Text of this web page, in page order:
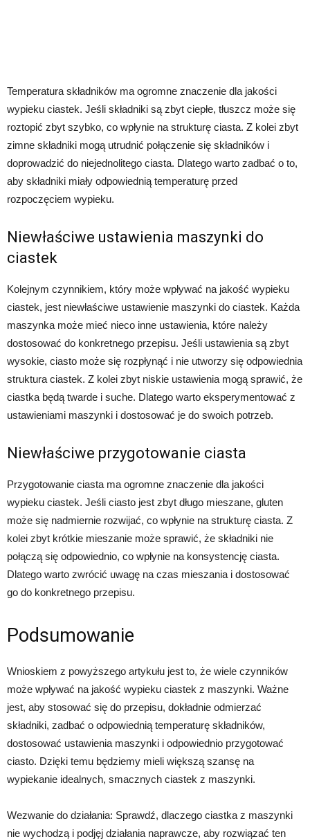
Temperatura składników ma ogromne znaczenie dla jakości
wypieku ciastek. Jeśli składniki są zbyt ciepłe, tłuszcz może się
roztopić zbyt szybko, co wpłynie na strukturę ciasta. Z kolei zbyt
zimne składniki mogą utrudnić połączenie się składników i
doprowadzić do niejednolitego ciasta. Dlatego warto zadbać o to,
aby składniki miały odpowiednią temperaturę przed
rozpoczęciem wypieku.
Niewłaściwe ustawienia maszynki do
ciastek
Kolejnym czynnikiem, który może wpływać na jakość wypieku
ciastek, jest niewłaściwe ustawienie maszynki do ciastek. Każda
maszynka może mieć nieco inne ustawienia, które należy
dostosować do konkretnego przepisu. Jeśli ustawienia są zbyt
wysokie, ciasto może się rozpłynąć i nie utworzy się odpowiednia
struktura ciastek. Z kolei zbyt niskie ustawienia mogą sprawić, że
ciastka będą twarde i suche. Dlatego warto eksperymentować z
ustawieniami maszynki i dostosować je do swoich potrzeb.
Niewłaściwe przygotowanie ciasta
Przygotowanie ciasta ma ogromne znaczenie dla jakości
wypieku ciastek. Jeśli ciasto jest zbyt długo mieszane, gluten
może się nadmiernie rozwijać, co wpłynie na strukturę ciasta. Z
kolei zbyt krótkie mieszanie może sprawić, że składniki nie
połączą się odpowiednio, co wpłynie na konsystencję ciasta.
Dlatego warto zwrócić uwagę na czas mieszania i dostosować
go do konkretnego przepisu.
Podsumowanie
Wnioskiem z powyższego artykułu jest to, że wiele czynników
może wpływać na jakość wypieku ciastek z maszynki. Ważne
jest, aby stosować się do przepisu, dokładnie odmierzać
składniki, zadbać o odpowiednią temperaturę składników,
dostosować ustawienia maszynki i odpowiednio przygotować
ciasto. Dzięki temu będziemy mieli większą szansę na
wypiekanie idealnych, smacznych ciastek z maszynki.
Wezwanie do działania: Sprawdź, dlaczego ciastka z maszynki
nie wychodzą i podjęj działania naprawcze, aby rozwiązać ten